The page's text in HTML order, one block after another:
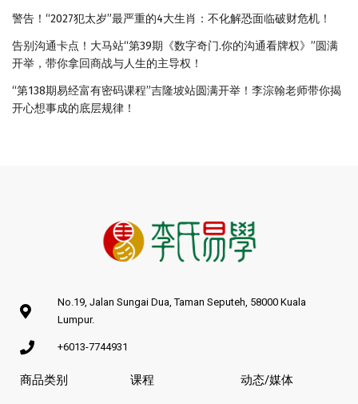
警告！“2027犯太岁”最严重的4大生肖：不化解恐面临破财危机！
告别沟通卡点！大马站“第39期《数字奇门.你的沟通看牌权》”圆满
开举，带你拿回商战与人生的主导权！
“第138期易经富有密码课程”吉隆坡站圆满开举！李淙翰老师带你揭
开心想事成的底层规律！
No.19, Jalan Sungai Dua, Taman Seputeh, 58000 Kuala
Lumpur.
+6013-7744931
商品类别 课程 动态/媒体